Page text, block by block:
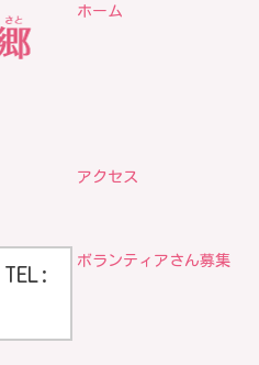
TEL:
ホーム
アクセス
ボランティアさん募集